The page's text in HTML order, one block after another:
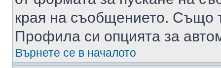
края на съобщението. Също
Профила си опцията за
Върнете се в началото